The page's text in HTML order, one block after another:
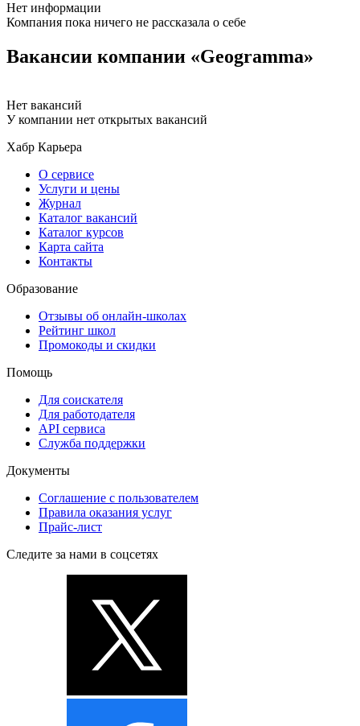
Нет информации
Компания пока ничего не рассказала о себе
Вакансии компании «Geogramma»
Нет вакансий
У компании нет открытых вакансий
Хабр Карьера
О сервисе
Услуги и цены
Журнал
Каталог вакансий
Каталог курсов
Карта сайта
Контакты
Образование
Отзывы об онлайн-школах
Рейтинг школ
Промокоды и скидки
Помощь
Для соискателя
Для работодателя
API сервиса
Служба поддержки
Документы
Соглашение с пользователем
Правила оказания услуг
Прайс-лист
Следите за нами в соцсетях